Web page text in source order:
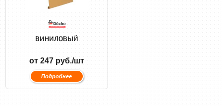
ВИНИЛОВЫЙ
от 247 руб./шт
Подробнее